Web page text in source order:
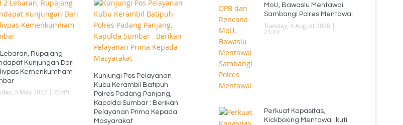
Lebaran, Rupajang
Kunjungan Dari
Kemenkumham
3 May 2022 | 22:45
Kunjungi Pos Pelayanan
Kubu Kerambil Batipuh
Polres Padang Panjang,
Kapolda Sumbar : Berikan
Pelayanan Prima Kepada
Masyarakat
MoU, Bawaslu Mentawai
Sambangi Polres Mentawai
Tuesday, 4 August 2026 |
21:43
Perkuat Kapasitas,
Kickboxing Mentawai Ikuti